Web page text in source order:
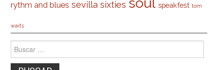
rythm and blues sevilla sixties speakfest tom
waits
Buscar: